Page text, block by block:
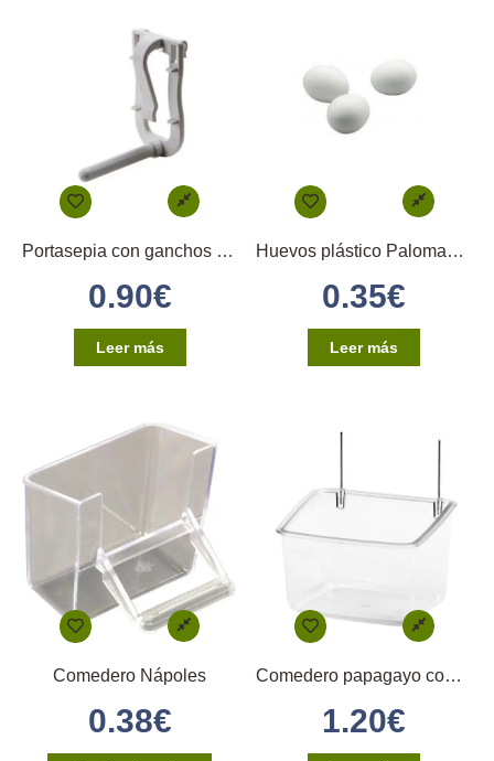
Portasepia con ganchos en plástico
0.90€
Leer más
Huevos plástico Palomas 2GR
0.35€
Leer más
Comedero Nápoles
0.38€
Comedero papagayo con alambres en hierro
1.20€